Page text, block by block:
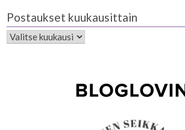
Postaukset kuukausittain